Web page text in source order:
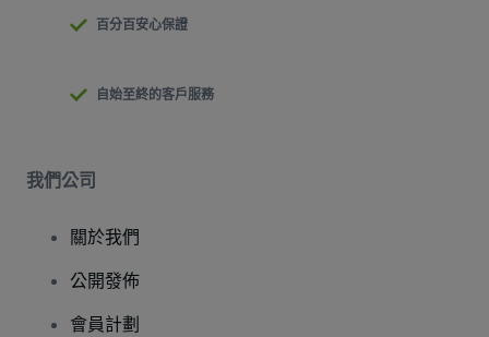
百分百安心保證
自始至終的客戶服務
我們公司
關於我們
公開發佈
會員計劃